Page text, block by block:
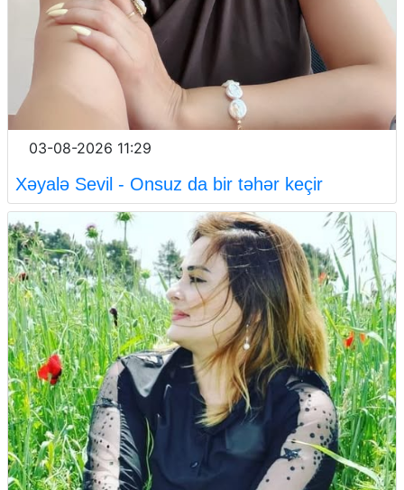
03-08-2026 11:29
Xəyalə Sevil - Onsuz da bir təhər keçir